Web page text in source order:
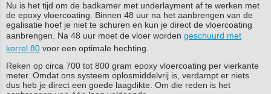
Nu is het tijd om de badkamer met underlayment af te werken met
de epoxy vloercoating. Binnen 48 uur na het aanbrengen van de
egalisatie hoef je niet te schuren en kun je direct de vloercoating
aanbrengen. Na 48 uur moet de vloer worden geschuurd met
korrel 80 voor een optimale hechting.
Reken op circa 700 tot 800 gram epoxy vloercoating per vierkante
meter. Omdat ons systeem oplosmiddelvrij is, verdampt er niets
dus heb je direct een goede laagdikte. Om die reden is het